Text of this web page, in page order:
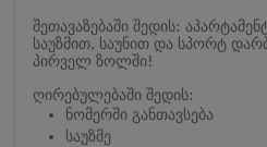
შეთავაზებაში შედის:
საუზმით, საუნით და სპორტ
პირველ ზოლში!
ღირებულებაში შედის:
ნომერში განთავსება
საუზმე